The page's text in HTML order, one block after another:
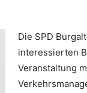
Die SPD
interessierten
Veranstaltung